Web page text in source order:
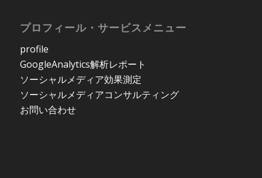
プロフィール・サービスメニュー
profile
GoogleAnalytics解析レポート
ソーシャルメディア効果測定
ソーシャルメディアコンサルティング
お問い合わせ